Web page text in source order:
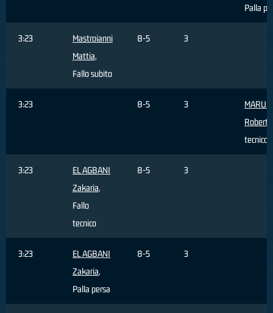
Palla
3:23
Mastroianni
Mattia,
Fallo subito
8-5 3
3:23 8-5 3
Roberto
tecnico
3:23
EL AGBANI
Zakaria,
Fallo
tecnico
8-5 3
3:23
EL AGBANI
Zakaria,
Palla persa
8-5 3